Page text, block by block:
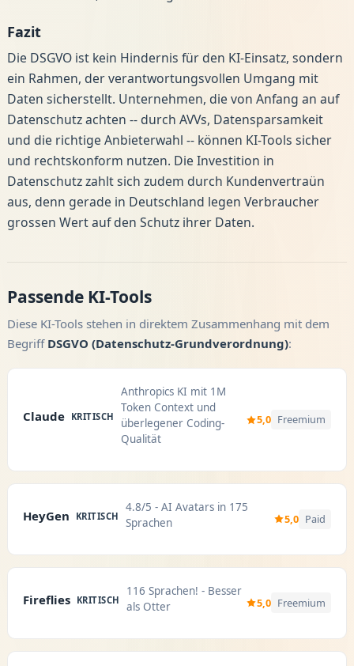
Fazit
Die DSGVO ist kein Hindernis für den KI-Einsatz, sondern
ein Rahmen, der verantwortungsvollen Umgang mit
Daten sicherstellt. Unternehmen, die von Anfang an auf
Datenschutz achten -- durch AVVs, Datensparsamkeit
und die richtige Anbieterwahl -- können KI-Tools sicher
und rechtskonform nutzen. Die Investition in
Datenschutz zahlt sich zudem durch Kundenvertraün
aus, denn gerade in Deutschland legen Verbraucher
grossen Wert auf den Schutz ihrer Daten.
Passende KI-Tools
Diese KI-Tools stehen in direktem Zusammenhang mit dem
Begriff DSGVO (Datenschutz-Grundverordnung):
Claude KRITISCH
Anthropics KI mit 1M
Token Context und
überlegener Coding-
Qualität
5,0 Freemium
HeyGen KRITISCH
4.8/5 - AI Avatars in 175
Sprachen
5,0 Paid
Fireflies KRITISCH
116 Sprachen! - Besser
als Otter
5,0 Freemium